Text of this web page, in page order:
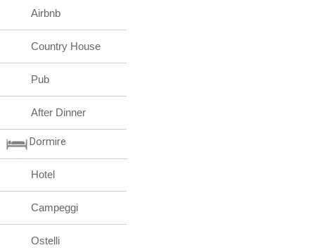
Airbnb
Country House
Pub
After Dinner
Dormire
Hotel
Campeggi
Ostelli